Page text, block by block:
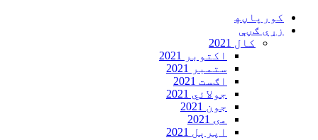
Skip
کورپاڼه‍
زړې ګڼې
کال 2021
اکتوبر 2021
ستمبر 2021
اګست 2021
جولائي 2021
جون 2021
مۍ 2021
اپرېل 2021